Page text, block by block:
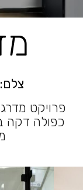
פרויקט
כפולה דקה